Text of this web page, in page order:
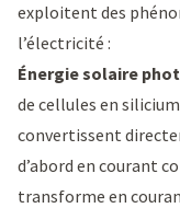
exploitent des
l’électricité :
Énergie solaire
de cellules en
convertissent
d’abord en courant
transforme en